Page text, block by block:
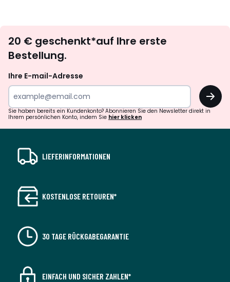
abonnieren
20 € geschenkt*auf Ihre erste
Bestellung.
Ihre E-mail-Adresse
OK
Sie haben bereits ein Kundenkonto? Abonnieren Sie den Newsletter direkt in
Ihrem persönlichen Konto, indem Sie hier klicken
LIEFERINFORMATIONEN
KOSTENLOSE RETOUREN*
30 TAGE RÜCKGABEGARANTIE
EINFACH UND SICHER ZAHLEN*